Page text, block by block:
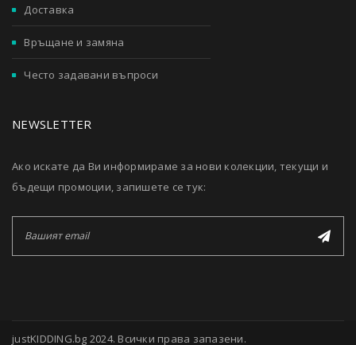
Доставка
Връщане и замяна
Често задавани въпроси
NEWSLETTER
Ако искате да Ви информираме за нови колекции, текущи и
бъдещи промоции, запишете се тук:
justKIDDING.bg 2024. Всички права запазени.